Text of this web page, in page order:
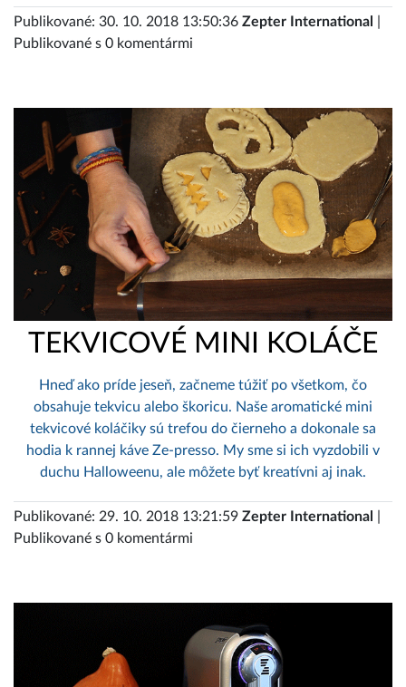
Publikované: 30. 10. 2018 13:50:36 Zepter International
Publikované s 0 komentármi
TEKVICOVÉ MINI KOLÁČE
Hneď ako príde jeseň, začneme túžiť po všetkom, čo
obsahuje tekvicu alebo škoricu. Naše aromatické mini
tekvicové koláčiky sú trefou do čierneho a dokonale sa
hodia k rannej káve Ze-presso. My sme si ich vyzdobili v
duchu Halloweenu, ale môžete byť kreatívni aj inak.
Publikované: 29. 10. 2018 13:21:59 Zepter International
Publikované s 0 komentármi